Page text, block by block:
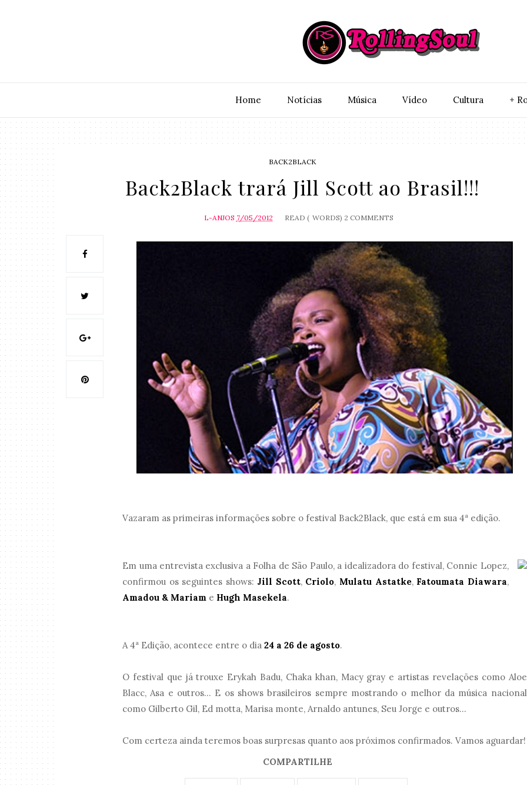
Home Notí­cias Música Vídeo Cultura +
BACK2BLACK
Back2Black trará Jill Scott ao Brasil!!!
L-ANJOS 7/05/2012 READ ( WORDS) 2 COMMENTS
Vazaram as primeiras informações sobre o festival Back2Black, que está em sua 4ª edição.
Em uma entrevista exclusiva a Folha de São Paulo, a idealizadora do festival, Connie Lopez,
confirmou os seguintes shows: Jill Scott, Criolo, Mulatu Astatke, Fatoumata Diawara,
Amadou & Mariam e Hugh Masekela.
A 4ª Edição, acontece entre o dia24 a 26 de agosto.
O festival que já trouxe Erykah Badu, Chaka khan, Macy gray e artistas revelações como Aloe
Blacc, Asa e outros... E os shows brasileiros sempre mostrando o melhor da música nacional
como Gilberto Gil, Ed motta, Marisa monte, Arnaldo antunes, Seu Jorge e outros...
Com certeza ainda teremos boas surpresas quanto aos próximos confirmados. Vamos aguardar!
COMPARTILHE